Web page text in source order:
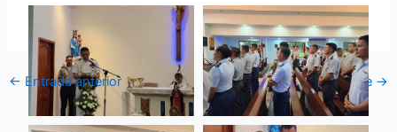
← Entrada anterior Entrada siguiente →